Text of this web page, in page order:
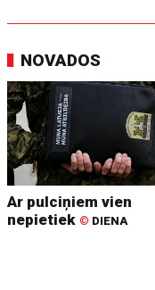
NOVADOS
Ar pulciņiem vien
nepietiek © DIENA